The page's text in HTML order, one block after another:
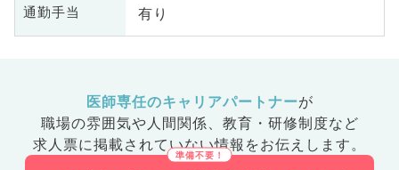
通勤手当 有り
医師専任のキャリアパートナーが
職場の雰囲気や人間関係、 教育・研修制度など
求人票に掲載されていない情報をお伝えします。